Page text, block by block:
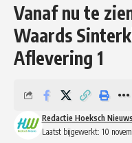
Vanaf nu te
Waards
Aflevering 1
Laatst bijgewerkt: 10
Redactie Hoeksch Nieuws